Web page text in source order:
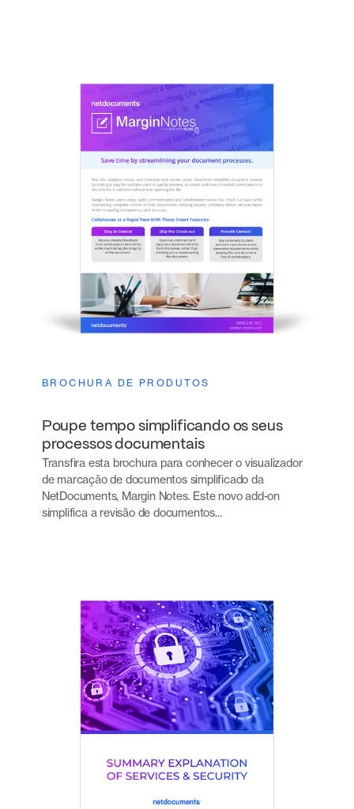
BROCHURA DE PRODUTOS
Poupe tempo simplificando os seus
processos documentais
Transfira esta brochura para conhecer o visualizador
de marcação de documentos simplificado da
NetDocuments, Margin Notes. Este novo add-on
simplifica a revisão de documentos...